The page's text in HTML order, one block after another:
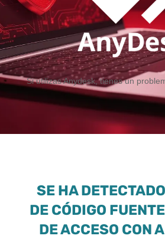
Si utilizasAnydesk, tienes un
SE HA
DE CÓDIGO
DE ACCESO CON